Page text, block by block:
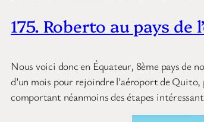
175. Roberto au pays de
Nous voici donc en Équateur, 8ème pays de
d’un mois pour rejoindre l’aéroport de
comportant néanmoins des étapes